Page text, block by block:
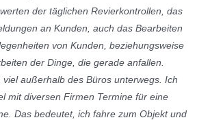
der täglichen Revierkontrollen, das
an Kunden, auch das Bearbeiten
von Kunden, beziehungsweise
der Dinge, die gerade anfallen.
außerhalb des Büros unterwegs. Ich
mit diversen Firmen Termine für eine
Das bedeutet, ich fahre zum Objekt und